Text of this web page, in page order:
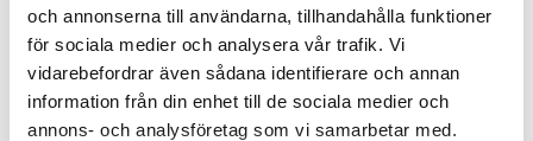
och annonserna till användarna, tillhandahålla funktioner
för sociala medier och analysera vår trafik. Vi
vidarebefordrar även sådana identifierare och annan
information från din enhet till de sociala medier och
annons- och analysföretag som vi samarbetar med.